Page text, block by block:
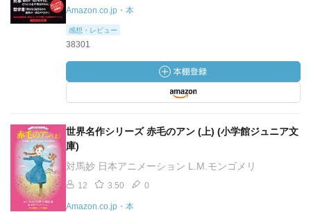
Amazon.co.jp・本
感想・レビュー
38301
世界名作シリーズ 赤毛のアン (上) (小学館ジュニア文
庫)
対馬妙 日本アニメーション L.M.モンゴメリ
12 3.50 0
Amazon.co.jp・本